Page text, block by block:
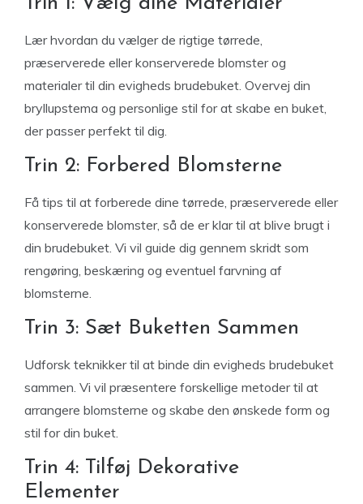
Lær hvordan du vælger de rigtige tørrede,
præserverede eller konserverede blomster og
materialer til din evigheds brudebuket. Overvej din
bryllupstema og personlige stil for at skabe en buket,
der passer perfekt til dig.
Trin 2: Forbered Blomsterne
Få tips til at forberede dine tørrede, præserverede eller
konserverede blomster, så de er klar til at blive brugt i
din brudebuket. Vi vil guide dig gennem skridt som
rengøring, beskæring og eventuel farvning af
blomsterne.
Trin 3: Sæt Buketten Sammen
Udforsk teknikker til at binde din evigheds brudebuket
sammen. Vi vil præsentere forskellige metoder til at
arrangere blomsterne og skabe den ønskede form og
stil for din buket.
Trin 4: Tilføj Dekorative
Elementer